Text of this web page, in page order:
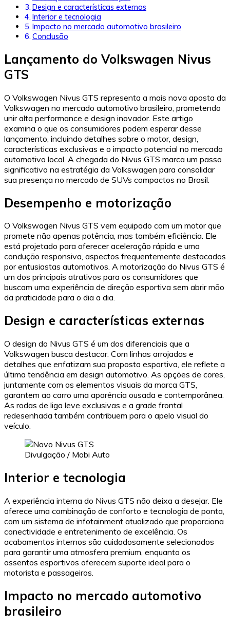
Design e características externas
Interior e tecnologia
Impacto no mercado automotivo brasileiro
Conclusão
Lançamento do Volkswagen Nivus
GTS
O Volkswagen Nivus GTS representa a mais nova aposta da
Volkswagen no mercado automotivo brasileiro, prometendo
unir alta performance e design inovador. Este artigo
examina o que os consumidores podem esperar desse
lançamento, incluindo detalhes sobre o motor, design,
características exclusivas e o impacto potencial no mercado
automotivo local. A chegada do Nivus GTS marca um passo
significativo na estratégia da Volkswagen para consolidar
sua presença no mercado de SUVs compactos no Brasil.
Desempenho e motorização
O Volkswagen Nivus GTS vem equipado com um motor que
promete não apenas potência, mas também eficiência. Ele
está projetado para oferecer aceleração rápida e uma
condução responsiva, aspectos frequentemente destacados
por entusiastas automotivos. A motorização do Nivus GTS é
um dos principais atrativos para os consumidores que
buscam uma experiência de direção esportiva sem abrir mão
da praticidade para o dia a dia.
Design e características externas
O design do Nivus GTS é um dos diferenciais que a
Volkswagen busca destacar. Com linhas arrojadas e
detalhes que enfatizam sua proposta esportiva, ele reflete a
última tendência em design automotivo. As opções de cores,
juntamente com os elementos visuais da marca GTS,
garantem ao carro uma aparência ousada e contemporânea.
As rodas de liga leve exclusivas e a grade frontal
redesenhada também contribuem para o apelo visual do
veículo.
Divulgação / Mobi Auto
Interior e tecnologia
A experiência interna do Nivus GTS não deixa a desejar. Ele
oferece uma combinação de conforto e tecnologia de ponta,
com um sistema de infotainment atualizado que proporciona
conectividade e entretenimento de excelência. Os
acabamentos internos são cuidadosamente selecionados
para garantir uma atmosfera premium, enquanto os
assentos esportivos oferecem suporte ideal para o
motorista e passageiros.
Impacto no mercado automotivo
brasileiro